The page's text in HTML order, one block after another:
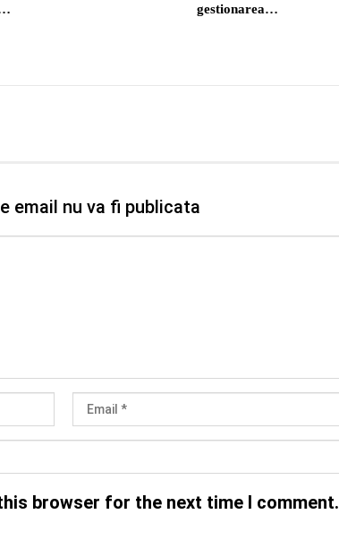
gestionarea…
email nu va fi publicata
browser for the next time I comment.